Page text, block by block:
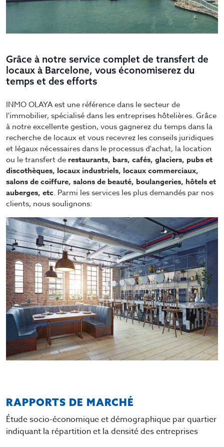
Grâce à notre service complet de transfert de
locaux à Barcelone, vous économiserez du
temps et des efforts
INMO OLAYA est une référence dans le secteur de
l'immobilier, spécialisé dans les entreprises hôtelières. Grâce
à notre excellente gestion, vous gagnerez du temps dans la
recherche de locaux et vous recevrez les conseils juridiques
et légaux nécessaires dans le processus d'achat, la location
ou le transfert de restaurants, bars, cafés, glaciers, pubs et
discothèques, locaux industriels, locaux commerciaux,
salons de coiffure, salons de beauté, boulangeries, hôtels et
auberges, etc. Parmi les services les plus demandés par nos
clients, nous soulignons:
RAPPORTS DE MARCHÉ
Étude socio-économique et démographique par quartier
indiquant la répartition et la densité des entreprises